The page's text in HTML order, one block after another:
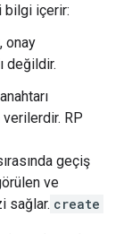
bilgi içerir:
onay
değildir.
verilerdir. RP
geçiş
ve
sağlar. create